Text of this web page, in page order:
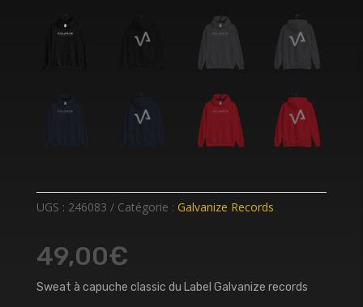
UGS : 246083 Catégorie : Galvanize Records
49,00€
Sweat à capuche classic du Label Galvanize records